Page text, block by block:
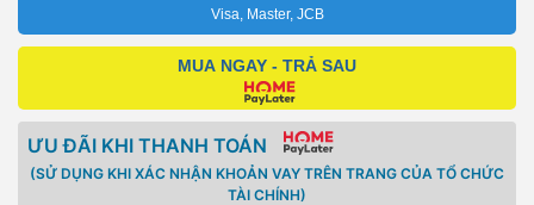
Visa, Master, JCB
MUA NGAY - TRẢ SAU
ƯU ĐÃI KHI THANH TOÁN
(SỬ DỤNG KHI XÁC NHẬN KHOẢN VAY TRÊN TRANG CỦA TỔ CHỨC
TÀI CHÍNH)